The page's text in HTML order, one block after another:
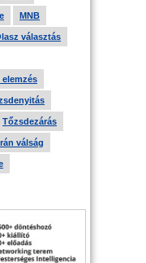
MNB
választás
elemzés
Tőzsdezárás
válság